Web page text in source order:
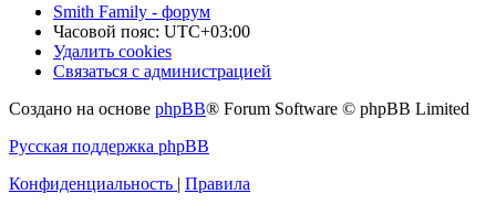
Smith Family - форум
Часовой пояс: UTC+03:00
Удалить cookies
Связаться с администрацией
Создано на основе phpBB® Forum Software © phpBB Limited
Русская поддержка phpBB
Конфиденциальность | Правила